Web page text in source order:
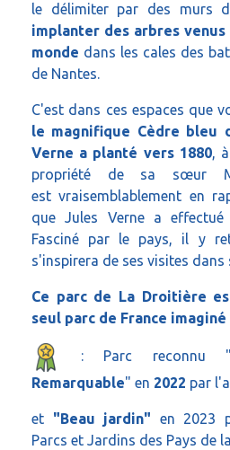
le délimiter par des murs
implanter des arbres
monde dans les cales des
de Nantes.
C'est dans ces espaces que
le magnifique Cèdre bleu
Verne a planté vers 1880,
propriété de sa sœur
est vraisemblablement en
que Jules Verne a
Fasciné par le pays, il y
s'inspirera de ses visites dans
Ce parc de La Droitière
seul parc de France
: Parc reconnu "
Remarquable" en 2022 par
et "Beau jardin" en 2023
Parcs et Jardins des Pays de